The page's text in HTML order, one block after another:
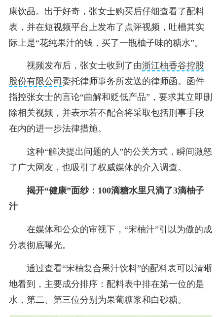
康饮品。出于好奇，张女士购买后仔细查看了配料
表，并在短视频平台上发布了点评视频，吐槽其实
际上是“花纯果汁的钱，买了一瓶柚子味的糖水”。
视频发布后，张女士收到了由浙江柚香谷控股
股份有限公司 委托律师事务所发送的律师函。函件
指控张女士的言论“曲解和贬低产品”，要求其立即删
除相关视频，并表示若不配合将采取包括刑事手段
在内的进一步法律措施。
这种“解决提出问题的人”的公关方式，瞬间激怒
了广大网友，也吸引了权威媒体的介入调查。
揭开“健康”面纱：100滴糖水里只滴了3滴柚子
汁
在媒体和公众的审视下，“宋柚汁”引以为傲的成
分表彻底曝光。
通过查看“宋柚复合果汁饮料”的配料表可以清晰
地看到，主要成分排序：配料表中排在第一位的是
水，第二、第三位分别为果葡糖浆和白砂糖。